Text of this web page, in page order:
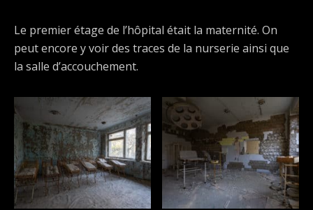
Le premier étage de l’hôpital était la maternité. On
peut encore y voir des traces de la nurserie ainsi que
la salle d’accouchement.